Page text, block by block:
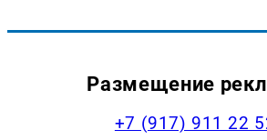
Размещение
+7 (917) 911 22